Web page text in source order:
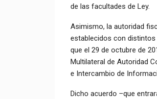
de las facultades de Ley.
Asimismo, la autoridad
establecidos con distintos
que el 29 de octubre de
Multilateral de Autoridad
e Intercambio de
Dicho acuerdo –que